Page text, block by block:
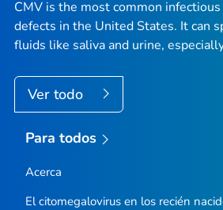
CMV is the most common
defects in the United States. It can
fluids like saliva and urine,
Ver todo
Para todos
Acerca
El citomegalovirus en los recién